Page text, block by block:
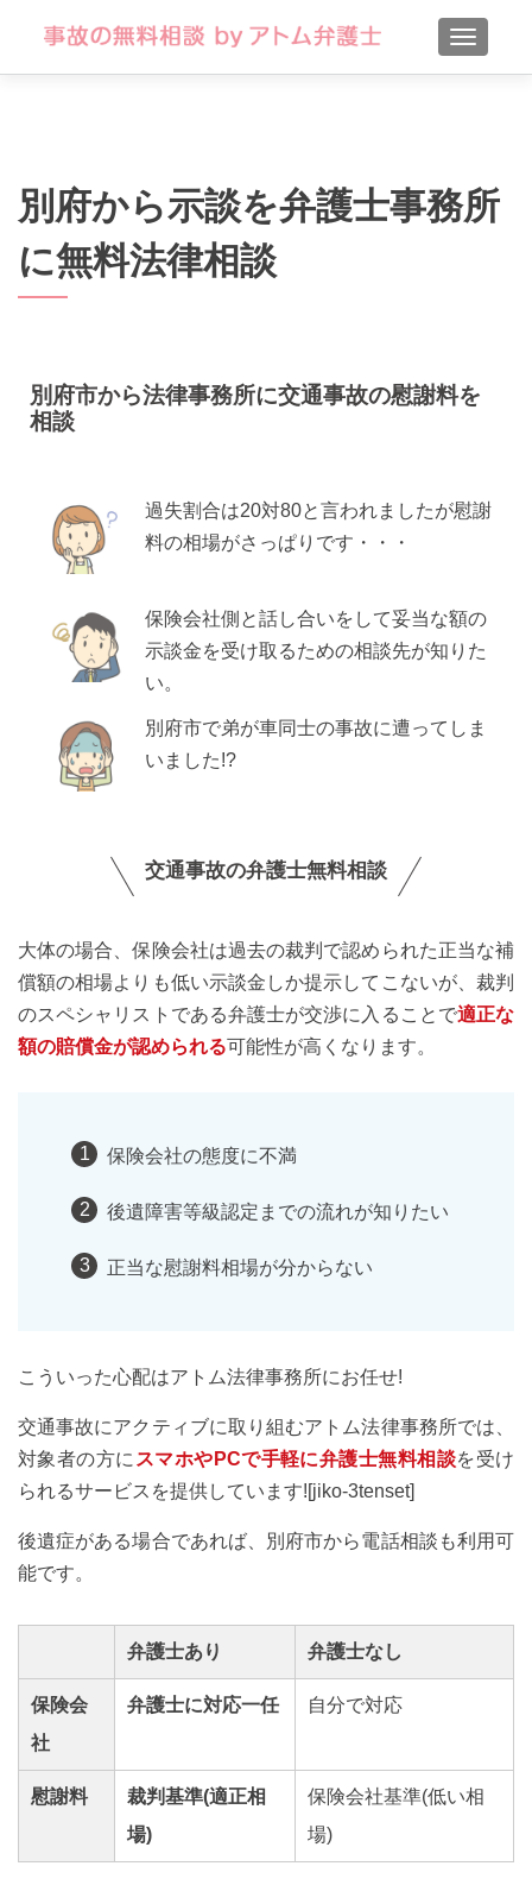
別府から示談を弁護士事務所
に無料法律相談
別府市から法律事務所に交通事故の慰謝料を
相談
過失割合は20対80と言われましたが慰謝
料の相場がさっぱりです・・・
保険会社側と話し合いをして妥当な額の
示談金を受け取るための相談先が知りた
い。
別府市で弟が車同士の事故に遭ってしま
いました!?
交通事故の弁護士無料相談
大体の場合、保険会社は過去の裁判で認められた正当な補
償額の相場よりも低い示談金しか提示してこないが、裁判
のスペシャリストである弁護士が交渉に入ることで適正な
額の賠償金が認められる可能性が高くなります。
保険会社の態度に不満
後遺障害等級認定までの流れが知りたい
正当な慰謝料相場が分からない
こういった心配はアトム法律事務所にお任せ!
交通事故にアクティブに取り組むアトム法律事務所では、
対象者の方に スマホやPCで手軽に弁護士無料相談を受け
られるサービスを提供しています![jiko-3tenset]
後遺症がある場合であれば、別府市から電話相談も利用可
能です。
弁護士あり 弁護士なし
保険会
社
弁護士に対応一任 自分で対応
慰謝料
裁判基準(適正相
場)
保険会社基準(低い相
場)